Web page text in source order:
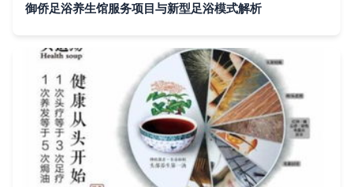
御侨足浴养生馆服务项目与新型足浴模式解析